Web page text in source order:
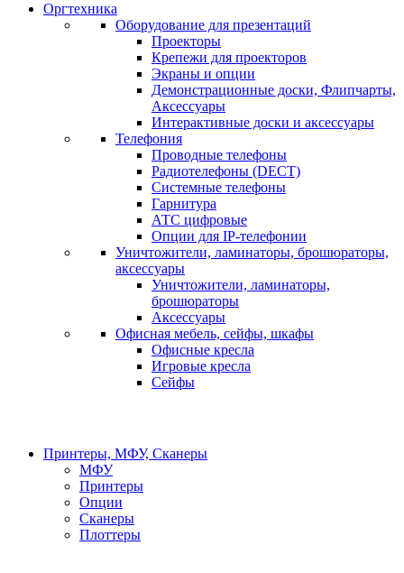
Оргтехника
Оборудование для презентаций
Проекторы
Крепежи для проекторов
Экраны и опции
Демонстрационные доски, Флипчарты,
Аксессуары
Интерактивные доски и аксессуары
Телефония
Проводные телефоны
Радиотелефоны (DECT)
Системные телефоны
Гарнитура
АТС цифровые
Опции для IP-телефонии
Уничтожители, ламинаторы, брошюраторы,
аксессуары
Уничтожители, ламинаторы,
брошюраторы
Аксессуары
Офисная мебель, сейфы, шкафы
Офисные кресла
Игровые кресла
Сейфы
Принтеры, МФУ, Сканеры
МФУ
Принтеры
Опции
Сканеры
Плоттеры